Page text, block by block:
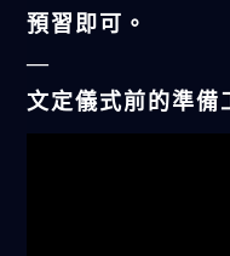
預習即可。
—
文定儀式前的準備